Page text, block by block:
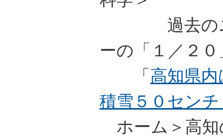
過去のニ
ーの「１／２
「高知県
積雪５０センチ
ホーム＞高知